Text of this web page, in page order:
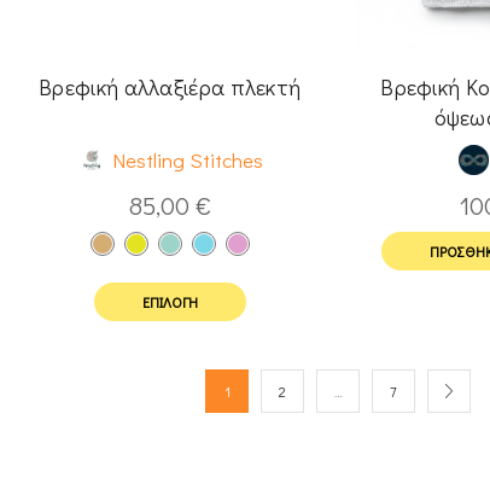
Βρεφική αλλαξιέρα πλεκτή
Nestling Stitches
85,00 €
ΕΠΙΛΟΓΉ
Βρεφική
1 2 7